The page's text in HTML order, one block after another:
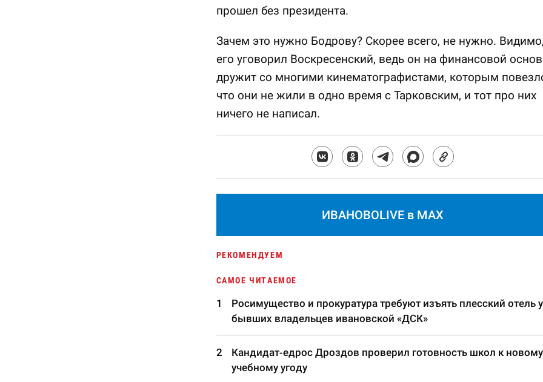
прошел без президента.
Зачем это нужно Бодрову? Скорее всего, не нужно.
его уговорил Воскресенский, ведь он на финансовой
дружит со многими кинематографистами, которым
что они не жили в одно время с Тарковским, и тот про них
ничего не написал.
ИВАНОВОLIVE в MAX
РЕКОМЕНДУЕМ
САМОЕ ЧИТАЕМОЕ
Росимущество и прокуратура требуют изъять плесский отель у
бывших владельцев ивановской «ДСК»
Кандидат-едрос Дроздов проверил готовность школ к новому
учебному угоду